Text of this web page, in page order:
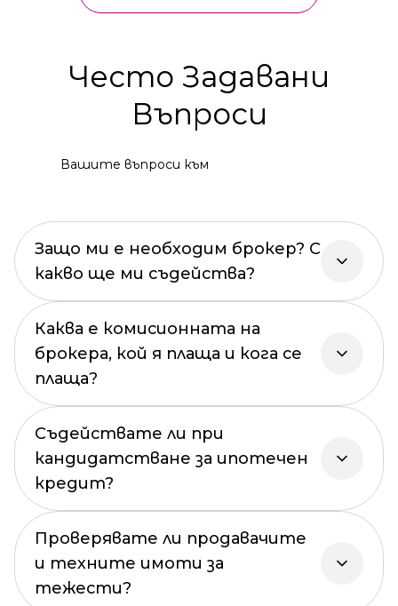
Често Задавани
Въпроси
Вашите въпроси към
Защо ми е необходим брокер? С
какво ще ми съдейства?
Каква е комисионната на
брокера, кой я плаща и кога се
плаща?
Съдействате ли при
кандидатстване за ипотечен
кредит?
Проверявате ли продавачите
и техните имоти за
тежести?